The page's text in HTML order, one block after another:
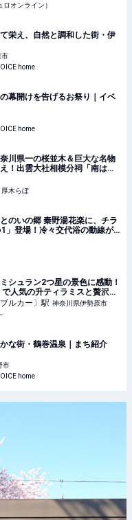
オンライン）
栄え、自然と調和した街・伊
市
home
幕開けを告げるお祭り｜イベ
home
川県一の桜並木＆巨大な名物
！出雲大社相模分祠「南はだ
まで開催中☆ | 本厚木・厚木
木らぼ
のいの郷 秦野湯花楽に、チラ
」登場！冷々交代浴の動線が
シュラン2つ星の景色に感動！
人気の升ティラミスと贅沢な
介
ルカー〕駅 神奈川県伊勢原市
な街・鶴巻温泉｜まち紹介
市
home